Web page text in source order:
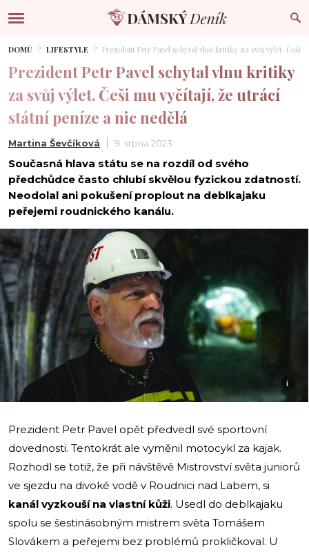
DOMŮ LIFESTYLE Prezident Petr Pavel schytal vlnu kritiky za svůj výlet. Češi
Prezident Petr Pavel schytal vlnu kritiky
za svůj výlet. Češi mu vyčítají, že utrácí
státní peníze a nic nedělá
Martina Ševčíková 9. srpna 2023
Současná hlava státu se na rozdíl od svého
předchůdce často chlubí skvělou fyzickou zdatností.
Neodolal ani pokušení proplout na deblkajaku
peřejemi roudnického kanálu.
i
Prezident Petr Pavel opět předvedl své sportovní
dovednosti. Tentokrát ale vyměnil motocykl za kajak.
Rozhodl se totiž, že při návštěvě Mistrovství světa juniorů
ve sjezdu na divoké vodě v Roudnici nad Labem, si
kanál vyzkouší na vlastní kůži. Usedl do deblkajaku
spolu se šestinásobným mistrem světa Tomášem
Slovákem a peřejemi bez problémů prokličkoval. U